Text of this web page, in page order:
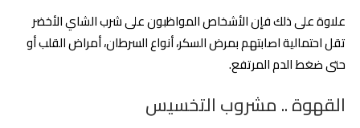
علاوة على ذلك فإن الأشخاص المواظبون على شرب الشاي الأخضر
تقل احتمالية اصابتهم بمرض السكر، أنواع السرطان، أمراض القلب أو
حتى ضغط الدم المرتفع.
القهوة .. مشروب التخسيس